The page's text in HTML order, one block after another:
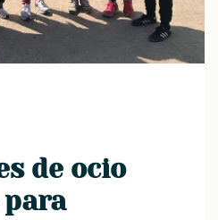
de ocio